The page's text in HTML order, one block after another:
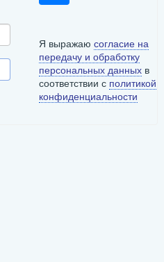
Я выражаюсогласие на
передачу и обработку
персональных данных в
соответствии с политикой
конфиденциальности